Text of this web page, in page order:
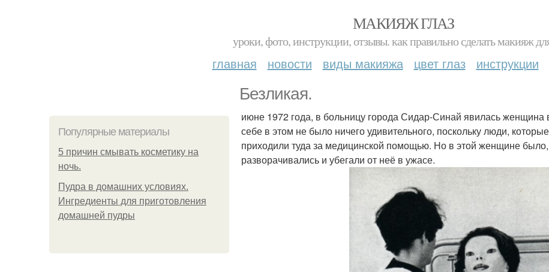
МАКИЯЖ ГЛАЗ
уроки, фото, инструкции, отзывы. как правильно сделать макияж
главная новости виды макияжа цвет глаз инструкции
Безликая.
Популярные материалы
5 причин смывать косметику на
ночь.
Пудра в домашних условиях.
Ингредиенты для приготовления
домашней пудры
июне 1972 года, в больницу города Сидар-Синай явилась
себе в этом не было ничего удивительного, поскольку люди,
приходили туда за медицинской помощью. Но в этой женщине было,
разворачивались и убегали от неё в ужасе.